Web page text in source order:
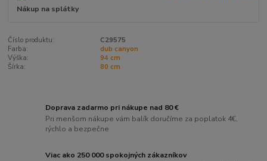
Nákup na splátky
Číslo produktu:
C29575
Farba:
dub canyon
Výška:
94 cm
Šírka:
80 cm
Doprava zadarmo pri nákupe nad 80 €
Pri menšom nákupe vám balík doručíme za poplatok 4€,
rýchlo a bezpečne
Viac ako 250 000 spokojných zákazníkov